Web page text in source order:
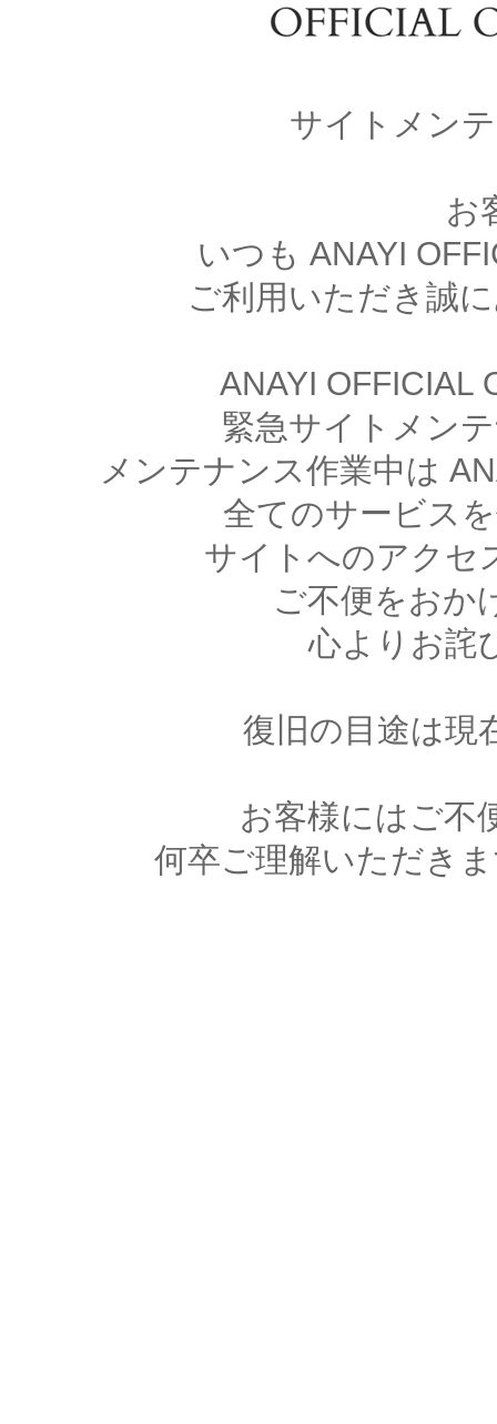
サイトメン
お
いつも ANAYI
ご利用いただき誠
ANAYI OFFICIAL
緊急サイトメン
メンテナンス作業中は
全てのサービス
サイトへのアクセ
ご不便をおか
心よりお詫
復旧の目途は現
お客様にはご不
何卒ご理解いただき